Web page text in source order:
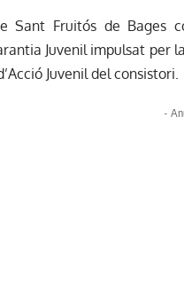
Sant Fruitós de
Juvenil impulsat per
Juvenil del consistori.
-